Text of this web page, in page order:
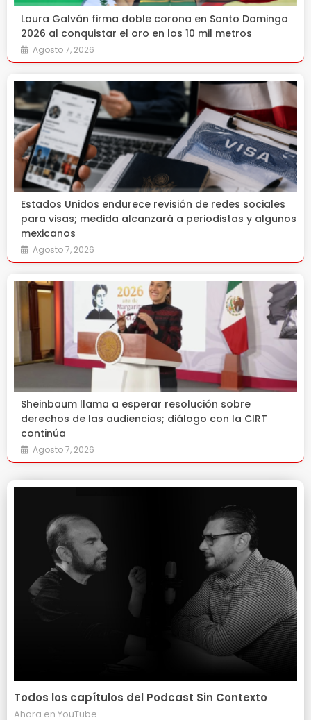
Laura Galván firma doble corona en Santo Domingo
2026 al conquistar el oro en los 10 mil metros
Agosto 7, 2026
Estados Unidos endurece revisión de redes sociales
para visas; medida alcanzará a periodistas y algunos
mexicanos
Agosto 7, 2026
Sheinbaum llama a esperar resolución sobre
derechos de las audiencias; diálogo con la CIRT
continúa
Agosto 7, 2026
Todos los capítulos del Podcast Sin Contexto
Ahora en YouTube